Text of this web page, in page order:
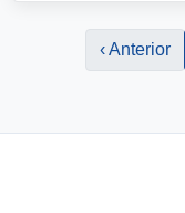
‹ Anterior